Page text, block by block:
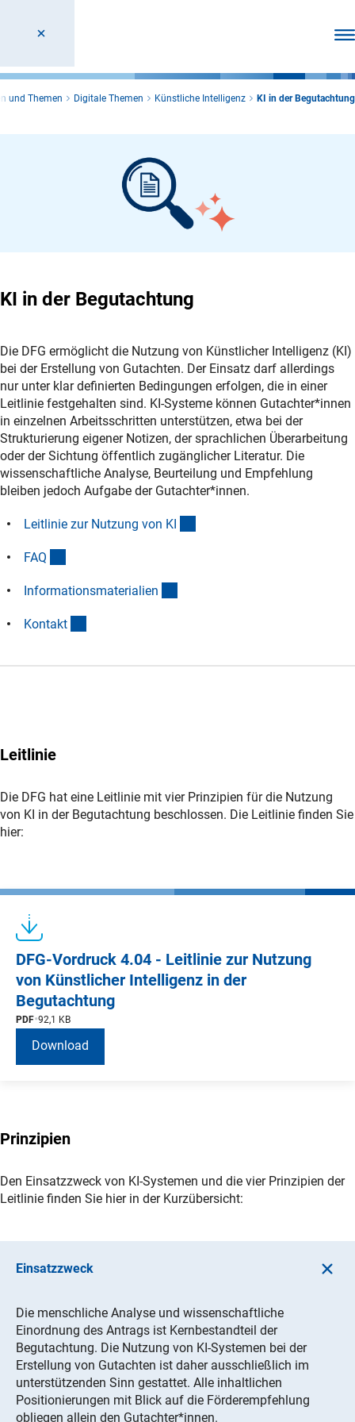
und Themen Digitale Themen Künstliche Intelligenz KI in der Begutachtung
KI in der Begutachtung
Die DFG ermöglicht die Nutzung von Künstlicher Intelligenz (KI)
bei der Erstellung von Gutachten. Der Einsatz darf allerdings
nur unter klar definierten Bedingungen erfolgen, die in einer
Leitlinie festgehalten sind. KI-Systeme können Gutachter*innen
in einzelnen Arbeitsschritten unterstützen, etwa bei der
Strukturierung eigener Notizen, der sprachlichen Überarbeitung
oder der Sichtung öffentlich zugänglicher Literatur. Die
wissenschaftliche Analyse, Beurteilung und Empfehlung
bleiben jedoch Aufgabe der Gutachter*innen.
Leitlinie zur Nutzung von KI
FAQ
Informationsmaterialien
Kontakt
Leitlinie
Die DFG hat eine Leitlinie mit vier Prinzipien für die Nutzung
von KI in der Begutachtung beschlossen. Die Leitlinie finden Sie
hier:
DFG-Vordruck 4.04 - Leitlinie zur Nutzung
von Künstlicher Intelligenz in der
Begutachtung
PDF 92,1 KB
Download
Prinzipien
Den Einsatzzweck von KI-Systemen und die vier Prinzipien der
Leitlinie finden Sie hier in der Kurzübersicht:
Einsatzzweck
Die menschliche Analyse und wissenschaftliche
Einordnung des Antrags ist Kernbestandteil der
Begutachtung. Die Nutzung von KI-Systemen bei der
Erstellung von Gutachten ist daher ausschließlich im
unterstützenden Sinn gestattet. Alle inhaltlichen
Positionierungen mit Blick auf die Förderempfehlung
obliegen allein den Gutachter*innen.